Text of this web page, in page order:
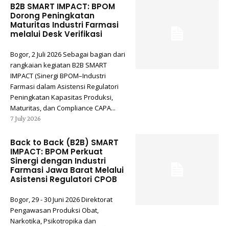
B2B SMART IMPACT: BPOM
Dorong Peningkatan
Maturitas Industri Farmasi
melalui Desk Verifikasi
Bogor, 2 Juli 2026 Sebagai bagian dari
rangkaian kegiatan B2B SMART
IMPACT (Sinergi BPOM–Industri
Farmasi dalam Asistensi Regulatori
Peningkatan Kapasitas Produksi,
Maturitas, dan Compliance CAPA...
7 July 2026
Back to Back (B2B) SMART
IMPACT: BPOM Perkuat
Sinergi dengan Industri
Farmasi Jawa Barat Melalui
Asistensi Regulatori CPOB
Bogor, 29 - 30 Juni 2026 Direktorat
Pengawasan Produksi Obat,
Narkotika, Psikotropika dan